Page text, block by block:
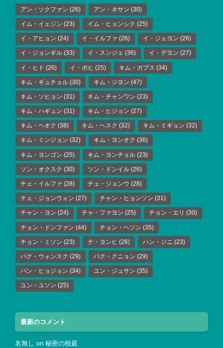
アン・ソクファン (26) アン・ネサン (30)
イム・イェジン (23) イム・ヒョンシク (25)
イ・アヒョン (24) イ・イルファ (26) イ・ジェヨン (26)
イ・ジョンギル (33) イ・スンジェ (36) イ・デヨン (27)
イ・ヒド (26) イ・ボヒ (25) キム・ガプス (34)
キム・ギュチョル (30) キム・ジヨン (47)
キム・ソヒョン (31) キム・チャンワン (23)
キム・ハギュン (31) キム・ヒジョン (27)
キム・ヘオク (38) キム・ヘスク (32) キム・ミギョン (32)
キム・ミンジョン (32) キム・ヨンオク (36)
キム・ヨンゴン (25) キム・ヨンチョル (23)
ソン・オクスク (30) ソン・ドンイル (26)
チェ・イルファ (28) チェ・ジョンウ (28)
チェ・ジョンウォン (27) チャン・ヒョンソン (31)
チャン・ヨン (24) チャ・ファヨン (25) チョン・エリ (30)
チョン・ドンファン (44) チョン・ヘソン (35)
チョン・ミソン (23) ナ・ヨンヒ (26) ハン・ジニ (23)
パク・ウォンスク (29) パク・クニョン (29)
パン・ヒョジョン (34) ユン・ジュサン (35)
ユン・ユソン (25)
最新のコメント
名無し on 秘密の校庭